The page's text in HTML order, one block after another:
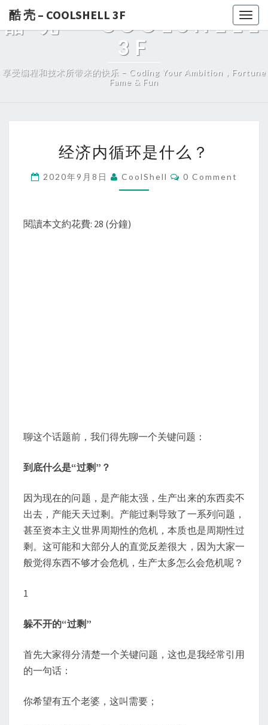
酷 壳 – COOLSHELL 3F
酷 壳 – COOLSHELL
3F
享受编程和技术所带来的快乐 – Coding Your Ambition，Fortune
Fame & Fun
济
循
经济内循环是什么？
2020年9月8日 CoolShell Comments
0 Comment
閱讀本文約花費: 28 (分鐘)
聊这个话题前，我们得先聊一个关键问题：
到底什么是“过剩”？
因为现在的问题，是产能太强，生产出来的东西卖不
出去，产能天天过剩。产能过剩导致了一系列问题，
甚至资本主义世界周期性的危机，本质也是周期性过
剩。这可能和大部分人的直觉反差很大，因为大家一
般觉得东西不够才会危机，生产太多怎么会危机呢？
1
躲不开的“过剩”
首先大家得分清楚一个关键问题，这也是我经常引用
的一句话：
你希望有五个老婆，这叫需要；